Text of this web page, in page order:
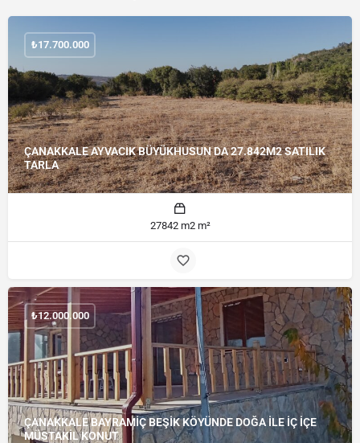
ÇANAKKALE AYVACIK BÜYÜKHUSUN DA 27.842M2 SATILIK
TARLA
₺17.700.000
27842 m2 m²
ÇANAKKALE BAYRAMİÇ BEŞİK KÖYÜNDE DOĞA İLE İÇ İÇE
MÜSTAKİL KONUT
₺12.000.000